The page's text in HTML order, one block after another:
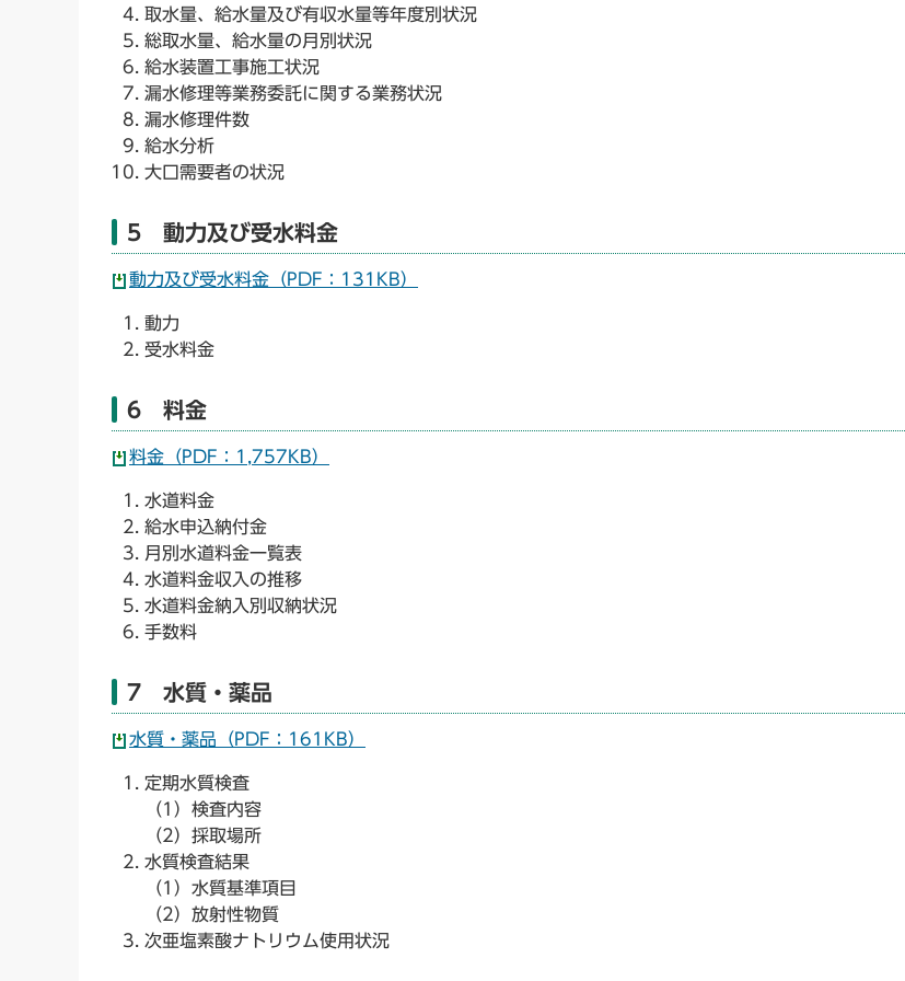
取水量、給水量及び有収水量等年度別状況
総取水量、給水量の月別状況
給水装置工事施工状況
漏水修理等業務委託に関する業務状況
漏水修理件数
給水分析
大口需要者の状況
5 動力及び受水料金
動力及び受水料金（PDF：131KB）
動力
受水料金
6 料金
料金（PDF：1,757KB）
水道料金
給水申込納付金
月別水道料金一覧表
水道料金収入の推移
水道料金納入別収納状況
手数料
7 水質・薬品
水質・薬品（PDF：161KB）
定期水質検査
（1）検査内容
（2）採取場所
水質検査結果
（1）水質基準項目
（2）放射性物質
次亜塩素酸ナトリウム使用状況